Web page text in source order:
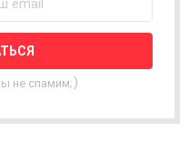
не спамим;)